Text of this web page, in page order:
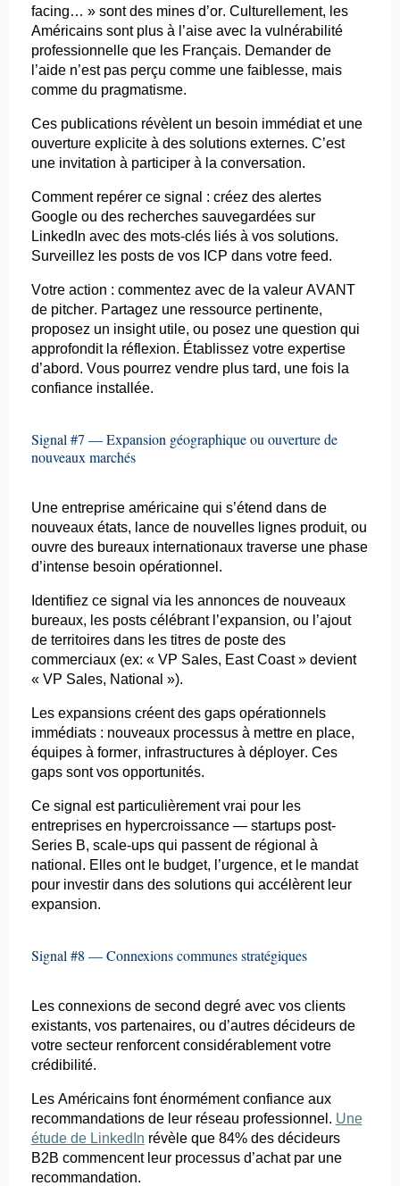
facing… » sont des mines d’or. Culturellement, les
Américains sont plus à l’aise avec la vulnérabilité
professionnelle que les Français. Demander de
l’aide n’est pas perçu comme une faiblesse, mais
comme du pragmatisme.
Ces publications révèlent un besoin immédiat et une
ouverture explicite à des solutions externes. C’est
une invitation à participer à la conversation.
Comment repérer ce signal : créez des alertes
Google ou des recherches sauvegardées sur
LinkedIn avec des mots-clés liés à vos solutions.
Surveillez les postsde vos ICP dans votre feed.
Votre action : commentez avec de la valeur AVANT
de pitcher. Partagez une ressource pertinente,
proposez un insight utile, ou posez une question qui
approfondit la réflexion. Établissez votre expertise
d’abord. Vous pourrez vendre plus tard, une fois la
confiance installée.
Signal #7 — Expansion géographique ou ouverture de
nouveaux marchés
Une entreprise américaine qui s’étend dans de
nouveaux états, lance de nouvelles lignes produit, ou
ouvre des bureaux internationaux traverse une phase
d’intense besoin opérationnel.
Identifiez ce signal via les annonces de nouveaux
bureaux, les postscélébrant l’expansion, ou l’ajout
de territoires dans les titres de poste des
commerciaux (ex: « VP Sales, EastCoast» devient
« VP Sales, National »).
Les expansions créent des gaps opérationnels
immédiats : nouveaux processus à mettre en place,
équipes à former, infrastructures à déployer. Ces
gaps sont vos opportunités.
Ce signal est particulièrement vrai pour les
entreprises en hypercroissance— startups post-
SeriesB, scale-ups qui passent de régional à
national. Elles ont le budget, l’urgence, et le mandat
pour investir dans des solutions qui accélèrent leur
expansion.
Signal #8 — Connexions communes stratégiques
Les connexions de second degré avec vos clients
existants, vos partenaires, ou d’autres décideurs de
votre secteur renforcent considérablement votre
crédibilité.
Les Américains font énormément confiance aux
recommandations de leur réseau professionnel. Une
étude de LinkedIn révèleque 84% des décideurs
B2B commencent leur processus d’achat par une
recommandation.